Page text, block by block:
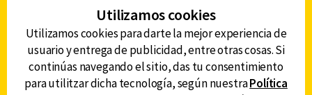
AVISO DE PRIVACIDAD
AVISO LEGAL
DEFENSORÍA DE LAS AUDIENCIAS
Utilizamos cookies
Utilizamos cookies para darte la mejor experiencia de
usuario y entrega de publicidad, entre otras cosas. Si
continúas navegando el sitio, das tu consentimiento
para utilitzar dicha tecnología, según nuestraPolítica